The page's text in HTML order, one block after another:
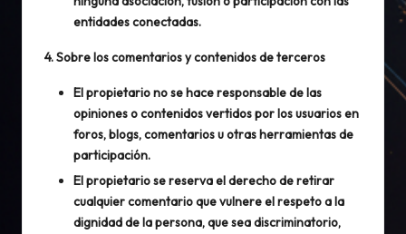
entidades conectadas.
4. Sobre los comentarios y contenidos de terceros
El propietario no se hace responsable de las
opiniones o contenidos vertidos por los usuarios en
foros, blogs, comentarios u otras herramientas de
participación.
El propietario se reserva el derecho de retirar
cualquier comentario que vulnere el respeto a la
dignidad de la persona, que sea discriminatorio,